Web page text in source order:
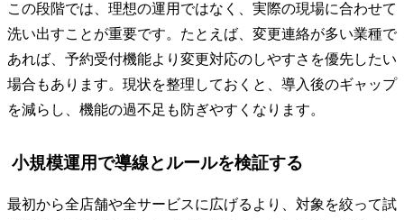
この段階では、理想の運用ではなく、実際の現場に合わせて
洗い出すことが重要です。たとえば、変更連絡が多い業種で
あれば、予約受付機能より変更対応のしやすさを優先したい
場合もあります。現状を整理しておくと、導入後のギャップ
を減らし、機能の過不足も防ぎやすくなります。
小規模運用で導線とルールを検証する
最初から全店舗や全サービスに広げるより、対象を絞って試